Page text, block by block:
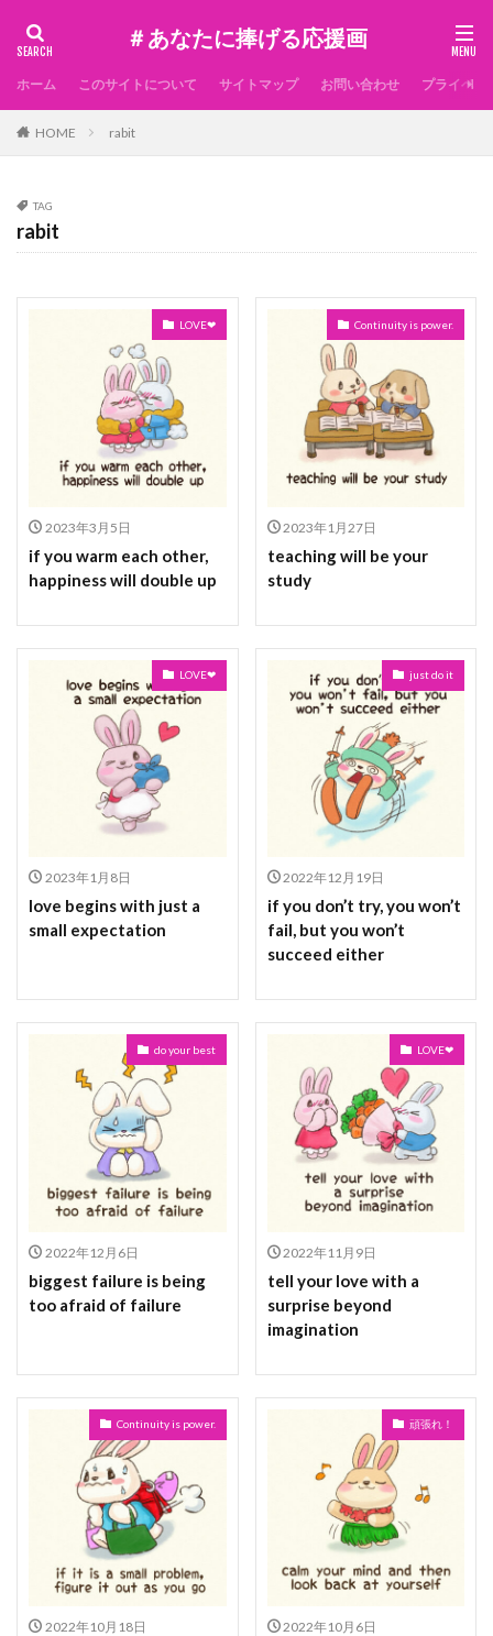
＃あなたに捧げる応援画
ホーム このサイトについて サイトマップ お問い合わせ プライベー
HOME rabit
TAG
rabit
LOVE❤
2023年3月5日
if you warm each other,
happiness will double up
Continuity is power.
2023年1月27日
teaching will be your
study
LOVE❤
2023年1月8日
love begins with just a
small expectation
just do it
2022年12月19日
if you don’t try, you won’t
fail, but you won’t
succeed either
do your best
2022年12月6日
biggest failure is being
too afraid of failure
LOVE❤
2022年11月9日
tell your love with a
surprise beyond
imagination
Continuity is power.
2022年10月18日
頑張れ！
2022年10月6日